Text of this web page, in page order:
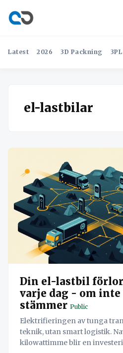
Latest 2026 3D Packning 3PL
el-lastbilar
Din el-lastbil
varje dag - om
stämmer Public
Elektrifieringen av tunga
teknik, utan smart logistik.
kilowattimme blir en